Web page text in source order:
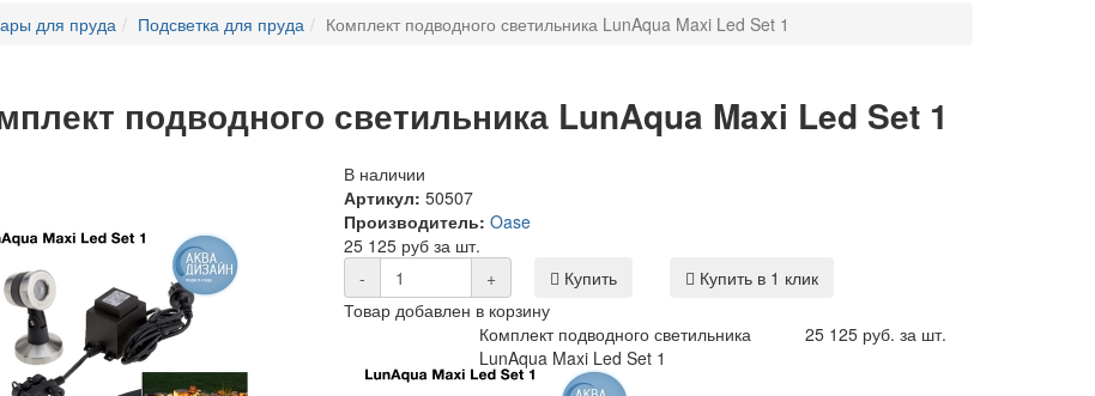
для пруда Подсветка для пруда Комплект подводного светильника LunAqua Maxi Led Set 1
подводного светильника LunAqua Maxi Led Set 1
В наличии
Артикул: 50507
Производитель: Oase
25 125 руб за шт.
-
+ Купить
Купить в 1 клик
Товар добавлен в корзину
Комплект подводного светильника
LunAqua Maxi Led Set 1
25 125 руб. за шт.